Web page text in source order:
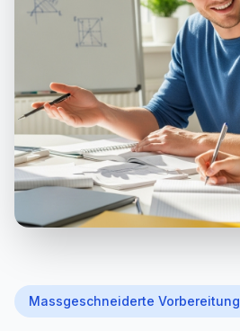
Massgeschneiderte Vorbereitung